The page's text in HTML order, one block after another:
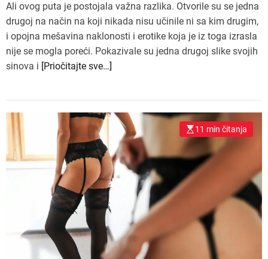
Ali ovog puta je postojala važna razlika. Otvorile su se jedna
drugoj na način na koji nikada nisu učinile ni sa kim drugim,
i opojna mešavina naklonosti i erotike koja je iz toga izrasla
nije se mogla poreći. Pokazivale su jedna drugoj slike svojih
sinova i [Priočitajte sve…]
11 min čitanja